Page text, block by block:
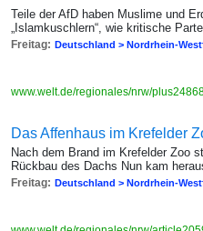
Teile der AfD haben Muslime und
„Islamkuschlern“, wie kritische
Freitag: Deutschland > Nordrhein-
www.welt.de/regionales/nrw/
Das Affenhaus im Krefelder
Nach dem Brand im Krefelder Zoo
Rückbau des Dachs Nun kam
Freitag: Deutschland > Nordrhein-